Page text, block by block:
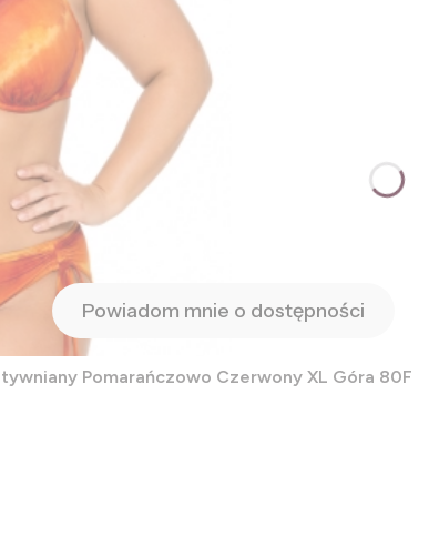
Powiadom mnie o dostępności
Pomarańczowo Czerwony XL Góra 80F